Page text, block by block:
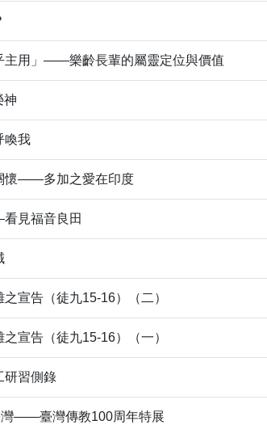
主用」——樂齡長輩的屬靈定位與價值
神
喚我
懷——多加之愛在印度
見福音良田
宣告（徒九15-16）（二）
宣告（徒九15-16）（一）
研習側錄
灣——臺灣傳教100周年特展